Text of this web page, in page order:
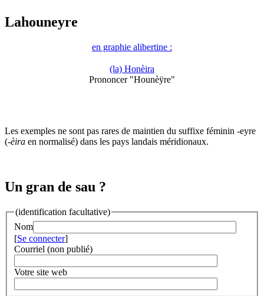
Lahouneyre
en graphie alibertine :
(la) Honèira
Prononcer "Hounèÿre"
Les exemples ne sont pas rares de maintien du suffixe féminin -eyre
(-èira en normalisé) dans les pays landais méridionaux.
Un gran de sau ?
(identification facultative)
Nom
[Se connecter]
Courriel (non publié)
Votre site web